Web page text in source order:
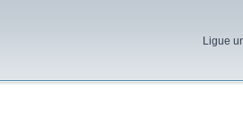
Ligue